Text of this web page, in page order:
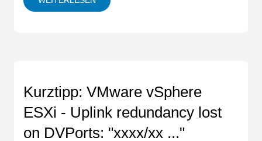
Kurztipp: VMware vSphere
ESXi - Uplink redundancy lost
on DVPorts: "xxxx/xx ..."